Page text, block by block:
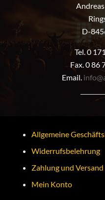
D-
Tel. 0
Fax. 0 86
Email.
Allgemeine
Widerrufsbelehrung
Zahlung und Versand
Mein Konto